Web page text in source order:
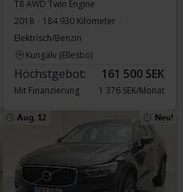
T8 AWD Twin Engine
2018
184 930 Kilometer
Elektrisch/Benzin
Kungälv (Ellesbo)
Höchstgebot: 161 500 SEK
Mit Finanzierung 1 376 SEK/Monat
Aug. 12 Neu!